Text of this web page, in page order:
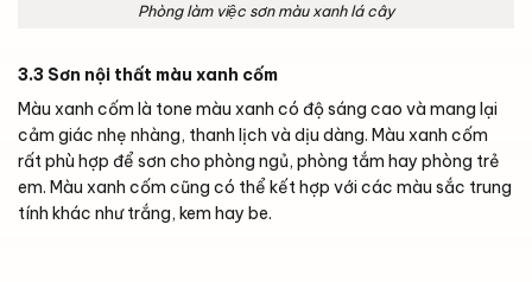
Phòng làm việc sơn màu xanh lá cây
3.3 Sơn nội thất màu xanh cốm
Màu xanh cốm là tone màu xanh có độ sáng cao và mang lại
cảm giác nhẹ nhàng, thanh lịch và dịu dàng. Màu xanh cốm
rất phù hợp để sơn cho phòng ngủ, phòng tắm hay phòng trẻ
em. Màu xanh cốm cũng có thể kết hợp với các màu sắc trung
tính khác như trắng, kem hay be.